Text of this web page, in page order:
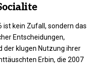
ist kein Zufall, sondern das
Entscheidungen,
der klugen Nutzung ihrer
Erbin, die 2007